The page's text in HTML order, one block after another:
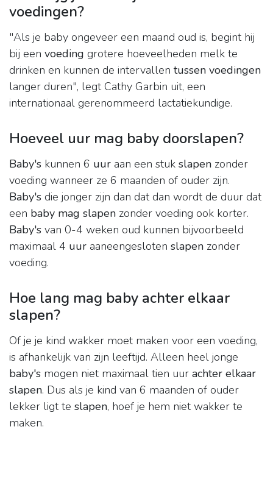
voedingen?
"Als je baby ongeveer een maand oud is, begint hij
bij een voeding grotere hoeveelheden melk te
drinken en kunnen de intervallen tussen voedingen
langer duren", legt Cathy Garbin uit, een
internationaal gerenommeerd lactatiekundige.
Hoeveel uur mag baby doorslapen?
Baby's kunnen 6 uur aan een stuk slapen zonder
voeding wanneer ze 6 maanden of ouder zijn.
Baby's die jonger zijn dan dat dan wordt de duur dat
een baby mag slapen zonder voeding ook korter.
Baby's van 0-4 weken oud kunnen bijvoorbeeld
maximaal 4 uur aaneengesloten slapen zonder
voeding.
Hoe lang mag baby achter elkaar
slapen?
Of je je kind wakker moet maken voor een voeding,
is afhankelijk van zijn leeftijd. Alleen heel jonge
baby's mogen niet maximaal tien uur achter elkaar
slapen. Dus als je kind van 6 maanden of ouder
lekker ligt te slapen, hoef je hem niet wakker te
maken.